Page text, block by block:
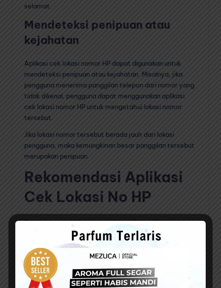
selamat.
Mendeteksi penipuan atau
kejahatan
Aplikasi cek lokasi nomor HP dapat digunakan untuk
mendeteksi penipuan atau kejahatan. Misalnya, jika
pengguna menerima panggilan telepon dari nomor yang
tidak dikenal, pengguna dapat menggunakan aplikasi
cek lokasi nomor HP untuk mengetahui lokasi nomor
tersebut.
Jika lokasi nomor tersebut berada jauh dari lokasi
pengguna, maka kemungkinan besar panggilan tersebut
merupakan penipuan.
Rekomendasi Aplikasi
Cek Lokasi No HP
Setelah mengetahui peran penting dari aplikasi
tersebut, lalu aplikasi apa saja yang paling banyak
digunakan dalam pencarian lokasi nomor HP dan sudah
pasti bisa diandalkan. Berikut daftarnya.
Dibawah ini adalah beberapa rekomendasi aplikasi cek
lokasi nomor HP :